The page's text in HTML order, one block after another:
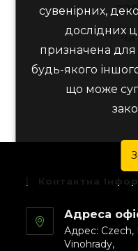
Контактна
Адреса
Адрес: Czech,
Vinohrady,
сувенірних,
дослідних
призначена для
будь-якого
що може